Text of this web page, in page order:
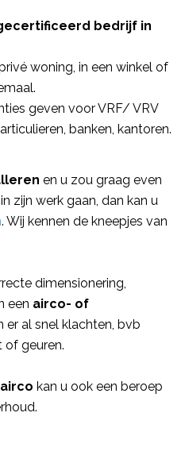
bedrijf in
woning, in een winkel of
geven voor VRF/ VRV
banken, kantoren.
en u zou graag even
zijn werk gaan, dan kan u
. Wij kennen de kneepjes van
dimensionering,
een airco- of
er al snel klachten, bvb
geuren.
airco kan u ook een beroep